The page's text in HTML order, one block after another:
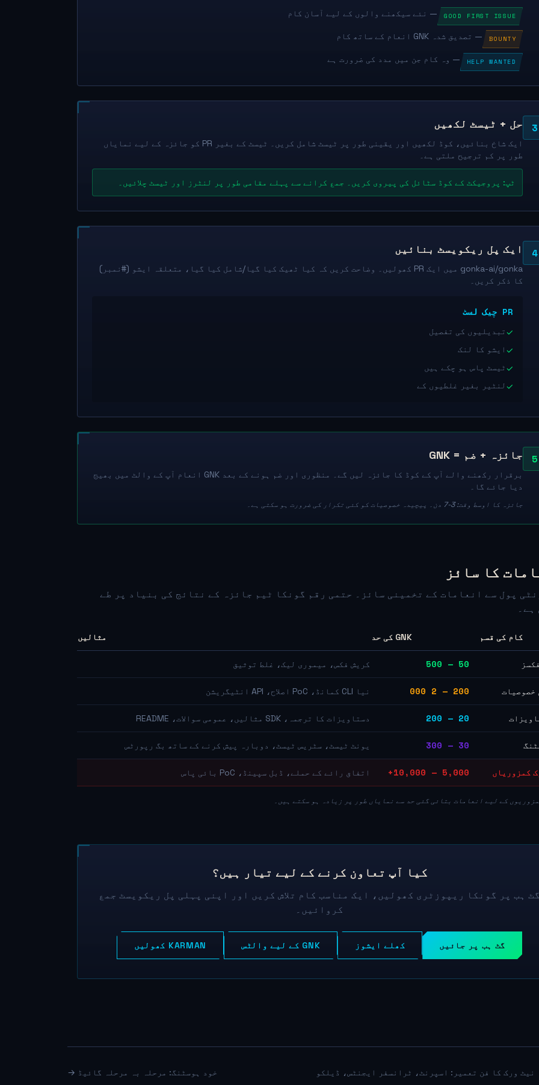
GOOD FIRST ISSUE — نئے سیکھنے والوں کے لیے آسان کام
BOUNTY — تصدیق شدہ GNK انعام کے ساتھ کام
HELP WANTED — وہ کام جن میں مدد کی ضرورت ہے
3 حل + ٹیسٹ لکھیں
ایک شاخ بنائیں، کوڈ لکھیں اور یقینی طور پر ٹیسٹ شامل کریں۔ ٹیسٹ کے بغیر PR کو جائزہ کے لیے نمایاں
طور پر کم ترجیح ملتی ہے۔
ٹپ: پروجیکٹ کے کوڈ سٹائل کی پیروی کریں۔ جمع کرانے سے پہلے مقامی طور پر لنٹرز اور ٹیسٹ چلائیں۔
4 ایک پل ریکویسٹ بنائیں
gonka-ai/gonka میں ایک PR کھولیں۔ وضاحت کریں کہ کیا ٹھیک کیا گیا/شامل کیا گیا، متعلقہ ایشو (#نمبر)
کا ذکر کریں۔
PR چیک لسٹ
✓تبدیلیوں کی تفصیل
✓ ایشو کا لنک
✓ٹیسٹ پاس ہو چکے ہیں
✓لنٹیر بغیر غلطیوں کے
5 جائزہ + ضم = GNK
برقرار رکھنے والے آپ کے کوڈ کا جائزہ لیں گے۔ منظوری اور ضم ہونے کے بعد GNK انعام آپ کے والٹ میں بھیج
دیا جائے گا۔
جائزہ کا اوسط وقت: 3-7 دن۔ پیچیدہ خصوصیات کو کئی تکرار کی ضرورت ہو سکتی ہے۔
کا سائز
پول سے انعامات کے تخمینی سائز۔ حتمی رقم گونكا ٹیم جائزہ کے نتائج کی بنیاد پر طے
ہے۔
کام کی قسم GNK کی حد مثالیں
50 — 500 کریش فکس، میموری لیک، غلط توثیق
خصوصیات 200 — 2 000 نیا CLI کمانڈ، PoC اصلاح، API انٹیگریشن
20 — 200 دستاویزات کا ترجمہ، SDK مثالیں، عمومی سوالات، README
30 — 300 یونٹ ٹیسٹ، سٹریس ٹیسٹ، دوبارہ پیش کرنے کے ساتھ بگ رپورٹس
کمزوریاں 5,000 — 10,000+ اتفاق رائے کے حملے، ڈبل سپینڈ، PoC بائی پاس
کے لیے انعامات بتائی گئی حد سے نمایاں طور پر زیادہ ہو سکتے ہیں۔
کیا آپ تعاون کرنے کے لیے تیار ہیں؟
گٹ ہب پر گونكا ریپوزٹری کھولیں، ایک مناسب کام تلاش کریں اور اپنی پہلی پل ریکویسٹ جمع
کروائیں۔
گٹ ہب پر جائیں کھلے ایشوز GNK کے لیے والٹس KARMAN کھولیں
ورک کا فن تعمیر: اسپرنٹ، ٹرانسفر ایجنٹس، ڈیلکو خود ہوسٹنگ: مرحلہ بہ مرحلہ گائیڈ →